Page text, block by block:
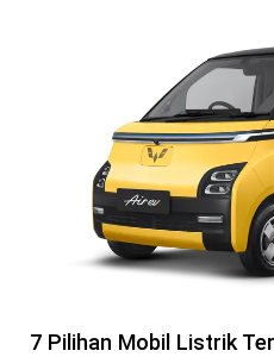
7 Pilihan Mobil Listrik